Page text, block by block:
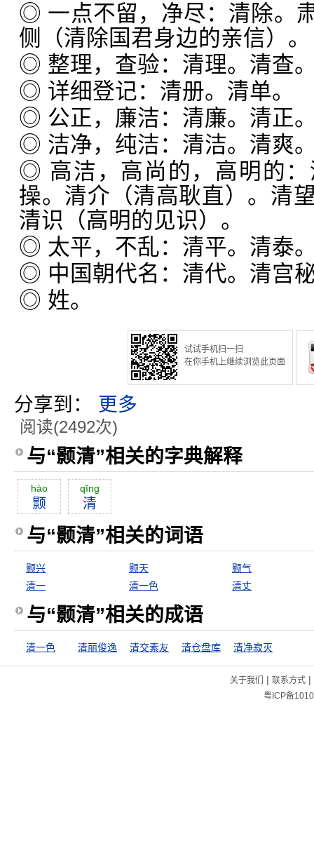
◎ 一点不留，净尽：清除。
侧（清除国君身边的亲信）。
◎ 整理，查验：清理。清查
◎ 详细登记：清册。清单。
◎ 公正，廉洁：清廉。清正
◎ 洁净，纯洁：清洁。清爽
◎ 高洁，高尚的，高明的
操。清介（清高耿直）。清
清识（高明的见识）。
◎ 太平，不乱：清平。清泰
◎ 中国朝代名：清代。清宫
◎ 姓。
试试手机扫一扫
在你手机上继续浏览此页面
分享到： 更多
阅读(2492次)
与“颢清”相关的字典解释
hào
颢
qīng
清
与“颢清”相关的词语
颢兴 颢天
颢气
清一
清一色 清丈
与“颢清”相关的成语
清一色 清丽俊逸 清交素友 清仓盘库 清净寂灭
关于我们 | 联系方式|
粤ICP备